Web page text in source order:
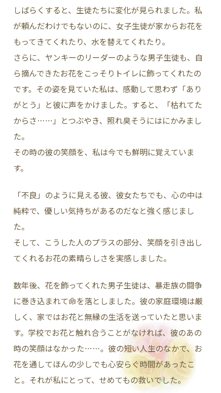
しばらくすると、生徒たちに変化が見られました。私
が頼んだわけでもないのに、女子生徒が家からお花を
もってきてくれたり、水を替えてくれたり。
さらに、ヤンキーのリーダーのような男子生徒も、自
ら摘んできたお花をこっそりトイレに飾ってくれたの
です。その姿を見ていた私は、感動して思わず「あり
がとう」と彼に声をかけました。すると、「枯れてた
からさ……」とつぶやき、照れ臭そうにはにかみまし
た。
その時の彼の笑顔を、私は今でも鮮明に覚えていま
す。
「不良」のように見える彼、彼女たちでも、心の中は
純粋で、優しい気持ちがあるのだなと強く感じまし
た。
そして、こうした人のプラスの部分、笑顔を引き出し
てくれるお花の素晴らしさを実感しました。
数年後、花を飾ってくれた男子生徒は、暴走族の闘争
に巻き込まれて命を落としました。彼の家庭環境は厳
しく、家ではお花と無縁の生活を送っていたと思いま
す。学校でお花と触れ合うことがなければ、彼のあの
時の笑顔はなかった……。彼の短い人生のなかで、お
花を通してほんの少しでも心安らぐ時間があったこ
と。それが私にとって、せめてもの救いでした。